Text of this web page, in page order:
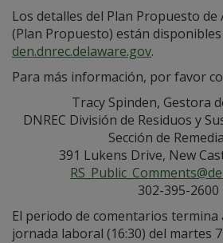
Los detalles del Plan Propuesto de
(Plan Propuesto) están
den.dnrec.delaware.gov.
Para más información, por favor
Tracy Spinden, Gestora
DNREC División de Residuos y
Sección de
391 Lukens Drive, New
302-395-2600
El periodo de comentarios termina
jornada laboral (16:30) del martes